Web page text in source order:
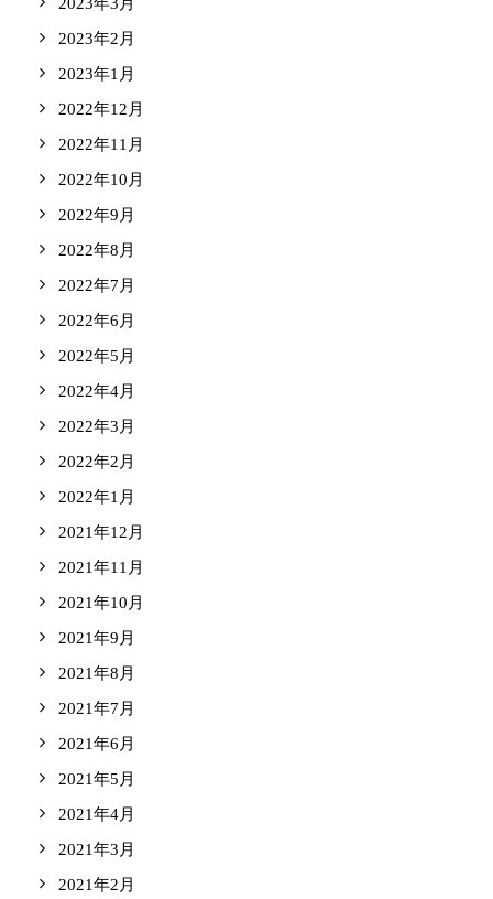
2023年2月
2023年1月
2022年12月
2022年11月
2022年10月
2022年9月
2022年8月
2022年7月
2022年6月
2022年5月
2022年4月
2022年3月
2022年2月
2022年1月
2021年12月
2021年11月
2021年10月
2021年9月
2021年8月
2021年7月
2021年6月
2021年5月
2021年4月
2021年3月
2021年2月